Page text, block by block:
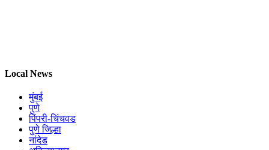
Local News
मुंबई
पुणे
पिंपरी-चिंचवड
पुणे जिल्हा
नांदेड